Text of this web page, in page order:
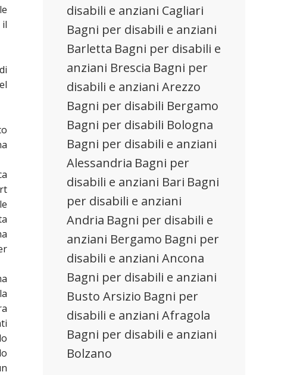
disabili e anziani Cagliari
Bagni per disabili e anziani
Barletta Bagni per disabili e
anziani Brescia Bagni per
disabili e anziani Arezzo
Bagni per disabili Bergamo
Bagni per disabili Bologna
Bagni per disabili e anziani
Alessandria Bagni per
disabili e anziani Bari Bagni
per disabili e anziani
Andria Bagni per disabili e
anziani Bergamo Bagni per
disabili e anziani Ancona
Bagni per disabili e anziani
Busto Arsizio Bagni per
disabili e anziani Afragola
Bagni per disabili e anziani
Bolzano